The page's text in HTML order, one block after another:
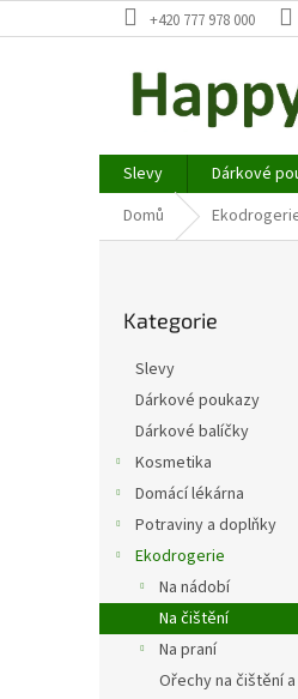
na
+420 777 978 000
Slevy Dárkové
Domů
l
kategorie
Kategorie
Slevy
Dárkové poukazy
Dárkové balíčky
Kosmetika
Domácí lékárna
Potraviny a doplňky
Ekodrogerie
Na nádobí
Na čištění
Na praní
Ořechy na čištění